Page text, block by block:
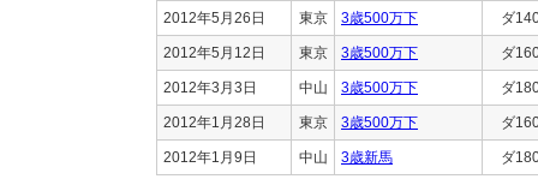
2012年5月26日 東京 3歳500万下 ダ
2012年5月12日 東京 3歳500万下 ダ
2012年3月3日 中山 3歳500万下 ダ
2012年1月28日 東京 3歳500万下 ダ
2012年1月9日 中山 3歳新馬 ダ